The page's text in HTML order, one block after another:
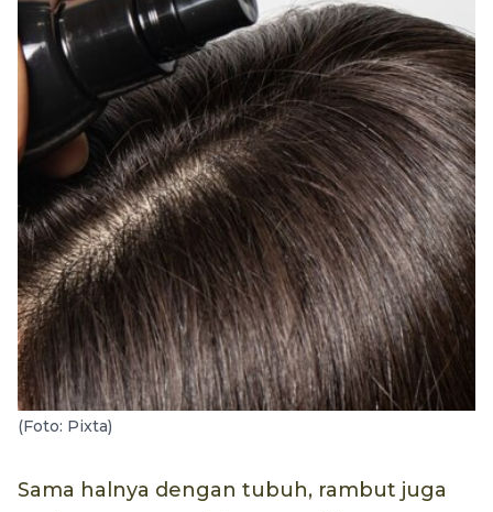
(Foto: Pixta)
Sama halnya dengan tubuh, rambut juga